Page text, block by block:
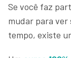
Se você faz
mudar para ver
tempo, existe